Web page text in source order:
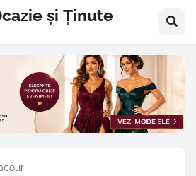
și Ținute